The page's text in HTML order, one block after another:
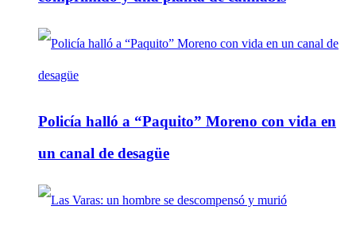
Policía halló a “Paquito” Moreno con vida en
un canal de desagüe